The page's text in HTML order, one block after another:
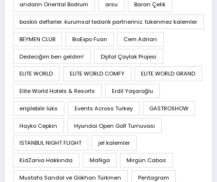
andarin Oriental Bodrum arsu Baran Çelik
baskılı defterler. kurumsal tedarik partneriniz. tükenmez kalemler
BEYMEN CLUB BioExpo Fuarı Cem Adrian
Dedeciğim ben geldim! Dijital Çaylak Projesi
ELITE WORLD ELITE WORLD COMFY ELITE WORLD GRAND
Elite World Hotels & Resorts Erdil Yaşaroğlu
erişilebilir lüks Events Across Turkey GASTROSHOW
Hayko Cepkin Hyundai Open Golf Turnuvası
ISTANBUL NIGHT FLIGHT jel kalemler
KidZania Hakkında MaNga Mirgün Cabas
Mustafa Sandal ve Gökhan Türkmen Pentagram